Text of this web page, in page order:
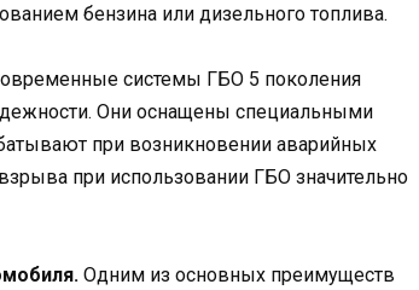
бензина или дизельного топлива.
системы ГБО 5 поколения
Они оснащены специальными
при возникновении аварийных
при использовании ГБО значительно
Одним из основных преимуществ